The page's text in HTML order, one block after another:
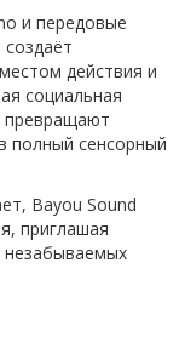
и передовые
действия и
социальная
превращают
полный сенсорный
Bayou Sound
приглашая
незабываемых